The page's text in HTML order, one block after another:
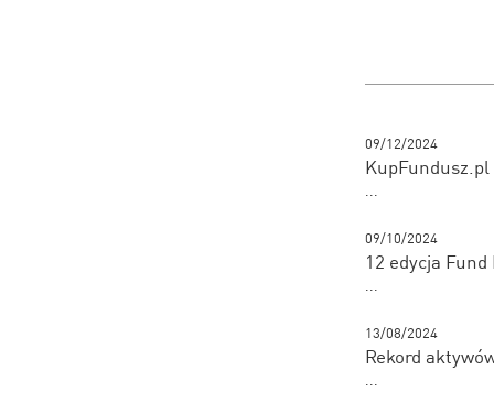
09/12/2024
...
09/10/2024
12 edycja
...
13/08/2024
Rekord
...